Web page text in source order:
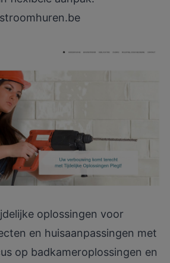
oplossingen voor
en huisaanpassingen met
op badkameroplossingen en